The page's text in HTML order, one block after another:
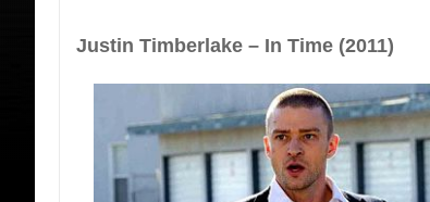
Justin Timberlake – In Time (2011)